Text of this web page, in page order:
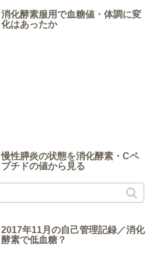
消化酵素服用で血糖値・体調に変
化はあったか
慢性膵炎の状態を消化酵素・Cペ
プチドの値から見る
2017年11月の自己管理記録／消化
酵素で低血糖？